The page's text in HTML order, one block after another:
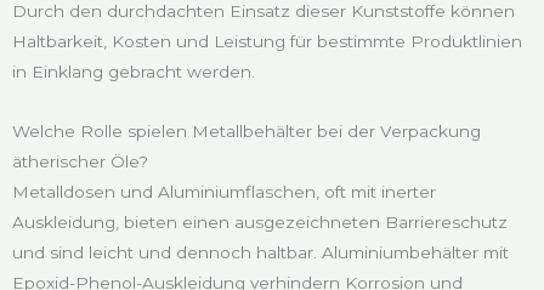
Durch den durchdachten Einsatz dieser Kunststoffe können
Haltbarkeit, Kosten und Leistung für bestimmte Produktlinien
in Einklang gebracht werden.
Welche Rolle spielen Metallbehälter bei der Verpackung
ätherischer Öle?
Metalldosen und Aluminiumflaschen, oft mit inerter
Auskleidung, bieten einen ausgezeichneten Barriereschutz
und sind leicht und dennoch haltbar. Aluminiumbehälter mit
Epoxid-Phenol-Auskleidung verhindern Korrosion und